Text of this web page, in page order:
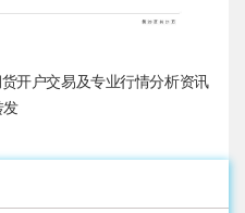
开户交易及专业行情分析资讯
发